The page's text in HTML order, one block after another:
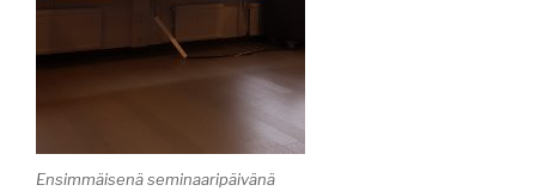
Ensimmäisenä seminaaripäivänä